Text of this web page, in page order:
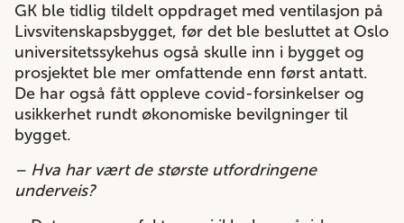
GK ble tidlig tildelt oppdraget med ventilasjon på
Livsvitenskapsbygget, før det ble besluttet at Oslo
universitetssykehus også skulle inn i bygget og
prosjektet ble mer omfattende enn først antatt.
De har også fått oppleve covid-forsinkelser og
usikkerhet rundt økonomiske bevilgninger til
bygget.
– Hva har vært de største utfordringene
underveis?